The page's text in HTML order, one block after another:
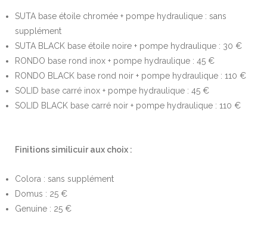
SUTA base étoile chromée + pompe hydraulique : sans
supplément
SUTA BLACK base étoile noire + pompe hydraulique : 30 €
RONDO base rond inox + pompe hydraulique : 45 €
RONDO BLACK base rond noir + pompe hydraulique : 110 €
SOLID base carré inox + pompe hydraulique : 45 €
SOLID BLACK base carré noir + pompe hydraulique : 110 €
Finitions similicuir aux choix :
Colora : sans supplément
Domus : 25 €
Genuine : 25 €